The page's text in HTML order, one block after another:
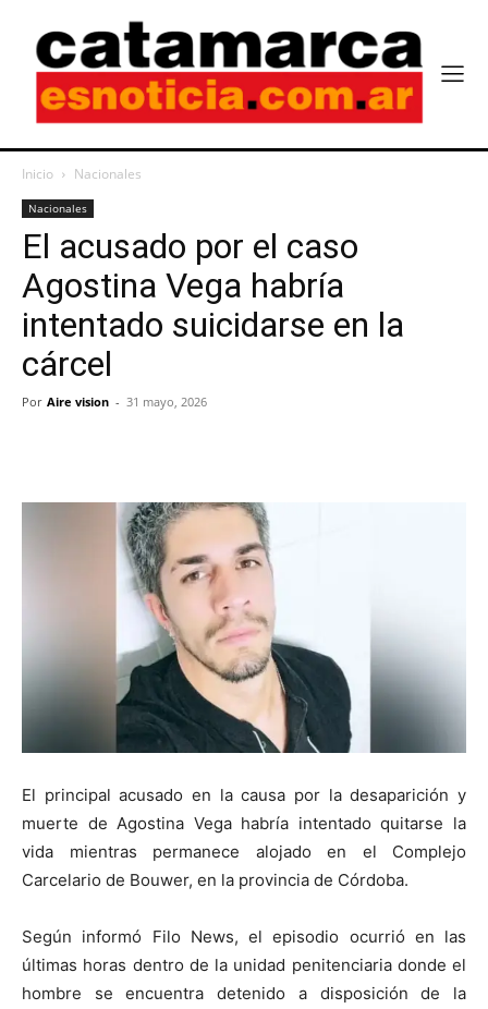
Inicio Nacionales
Nacionales
El acusado por el caso
Agostina Vega habría
intentado suicidarse en la
cárcel
Por Aire vision - 31 mayo, 2026
El principal acusado en la causa por la desaparición y
muerte de Agostina Vega habría intentado quitarse la
vida mientras permanece alojado en el Complejo
Carcelario de Bouwer, en la provincia de Córdoba.
Según informó Filo News, el episodio ocurrió en las
últimas horas dentro de la unidad penitenciaria donde el
hombre se encuentra detenido a disposición de la